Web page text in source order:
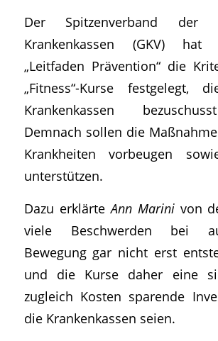
Der Spitzenverband der
Krankenkassen (GKV)
„Leitfaden Prävention“ die
„Fitness“-Kurse festgelegt,
Krankenkassen
Demnach sollen die
Krankheiten vorbeugen
unterstützen.
Dazu erklärteAnn Marinivon
viele Beschwerden bei
Bewegung gar nicht erst
und die Kurse daher eine
zugleich Kosten sparende
die Krankenkassen seien.